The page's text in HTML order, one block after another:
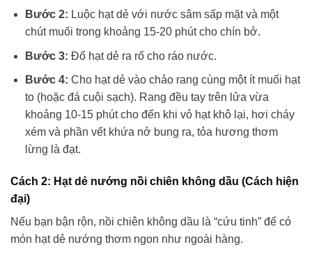
Bước 2: Luộc hạt dẻ với nước sâm sấp mặt và một
chút muối trong khoảng 15-20 phút cho chín bở.
Bước 3: Đổ hạt dẻ ra rổ cho ráo nước.
Bước 4: Cho hạt dẻ vào chảo rang cùng một ít muối hạt
to (hoặc đá cuội sạch). Rang đều tay trên lửa vừa
khoảng 10-15 phút cho đến khi vỏ hạt khô lại, hơi cháy
xém và phần vết khứa nở bung ra, tỏa hương thơm
lừng là đạt.
Cách 2: Hạt dẻ nướng nồi chiên không dầu (Cách hiện
đại)
Nếu bạn bận rộn, nồi chiên không dầu là “cứu tinh” để có
món hạt dẻ nướng thơm ngon như ngoài hàng.